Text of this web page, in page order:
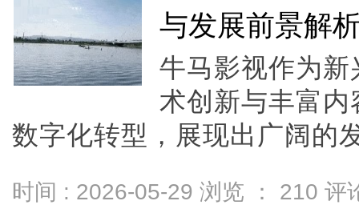
与发展前景解
牛马影视作为
术创新与丰富
数字化转型，展现出广阔的
时间 : 2026-05-29 浏览 ： 210 评